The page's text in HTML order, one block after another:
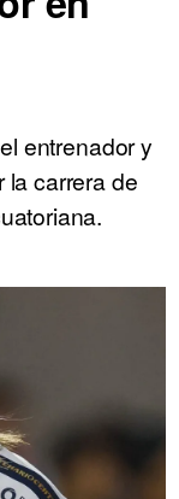
entrenador y
la carrera de